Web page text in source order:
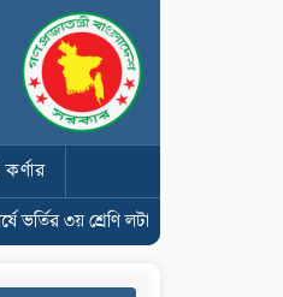
ভর্তির ৩য় শ্রেণি লটারির রেজাল্ট